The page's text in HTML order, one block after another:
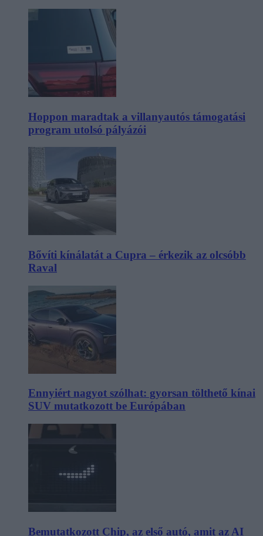
Hoppon maradtak a villanyautós támogatási
program utolsó pályázói
Bővíti kínálatát a Cupra – érkezik az olcsóbb
Raval
Ennyiért nagyot szólhat: gyorsan tölthető kínai
SUV mutatkozott be Európában
Bemutatkozott Chip, az első autó, amit az AI